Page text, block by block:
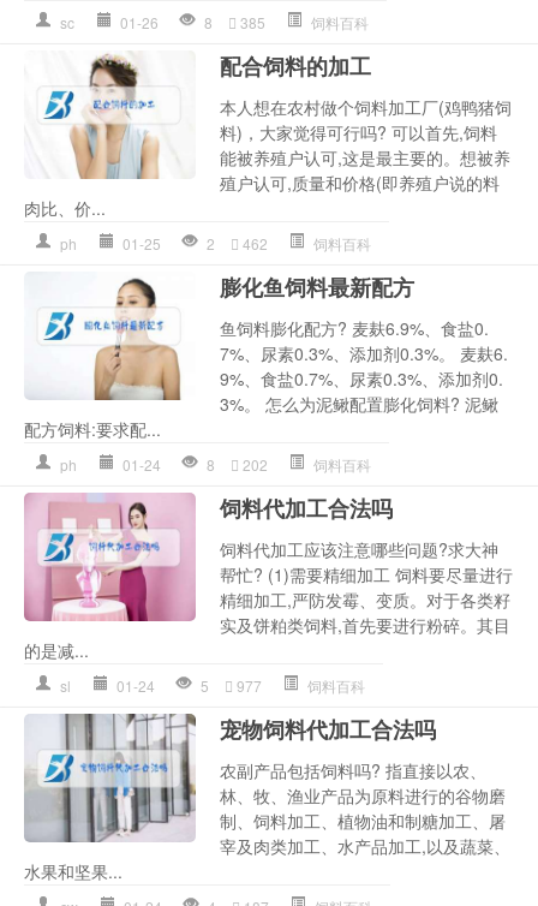
sc 01-26 8 385 饲料百科
配合饲料的加工
本人想在农村做个饲料加工厂(鸡鸭猪饲
料)，大家觉得可行吗? 可以首先,饲料
能被养殖户认可,这是最主要的。想被养
殖户认可,质量和价格(即养殖户说的料
肉比、价...
ph 01-25 2 462 饲料百科
膨化鱼饲料最新配方
鱼饲料膨化配方? 麦麸6.9%、食盐0.
7%、尿素0.3%、添加剂0.3%。 麦麸6.
9%、食盐0.7%、尿素0.3%、添加剂0.
3%。 怎么为泥鳅配置膨化饲料? 泥鳅
配方饲料:要求配...
ph 01-24 8 202 饲料百科
饲料代加工合法吗
饲料代加工应该注意哪些问题?求大神
帮忙? (1)需要精细加工 饲料要尽量进行
精细加工,严防发霉、变质。对于各类籽
实及饼粕类饲料,首先要进行粉碎。其目
的是减...
sl 01-24 5 977 饲料百科
宠物饲料代加工合法吗
农副产品包括饲料吗? 指直接以农、
林、牧、渔业产品为原料进行的谷物磨
制、饲料加工、植物油和制糖加工、屠
宰及肉类加工、水产品加工,以及蔬菜、
水果和坚果...